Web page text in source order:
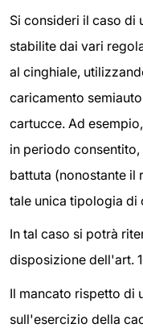
Si consideri il caso di
stabilite dai vari
al cinghiale,
caricamento
cartucce. Ad
in periodo
battuta (nonostante
tale unica tipologia di
In tal caso si potrà
disposizione dell'art.
Il mancato rispetto di
sull'esercizio della